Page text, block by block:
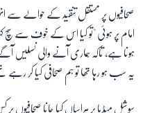
صحافیوں پر مستقل تنقید کے حوالے سے
امام پر ہوئی "تو کیا اس کے خوف سے سچ
ہونا ہے، تاکہ ہماری آنے والی نسلیں
یہ سب ہو رہا تھا تو ہم صحافی کیا کر رہے
سوشل میڈیا پر ہراساں کیا جانا صحافیوں